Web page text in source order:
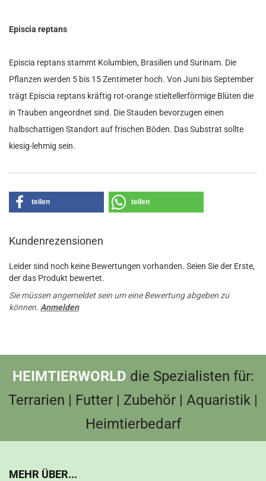
Episcia reptans
Episcia reptans stammt Kolumbien, Brasilien und Surinam. Die
Pflanzen werden 5 bis 15 Zentimeter hoch. Von Juni bis September
trägt Episcia reptans kräftig rot-orange stieltellerförmige Blüten die
in Trauben angeordnet sind. Die Stauden bevorzugen einen
halbschattigen Standort auf frischen Böden. Das Substrat sollte
kiesig-lehmig sein.
teilen teilen
Kundenrezensionen
Leider sind noch keine Bewertungen vorhanden. Seien Sie der Erste,
der das Produkt bewertet.
Sie müssen angemeldet sein um eine Bewertung abgeben zu
können. Anmelden
HEIMTIERWORLD die Spezialisten für:
Terrarien | Futter | Zubehör | Aquaristik |
Heimtierbedarf
MEHR ÜBER...